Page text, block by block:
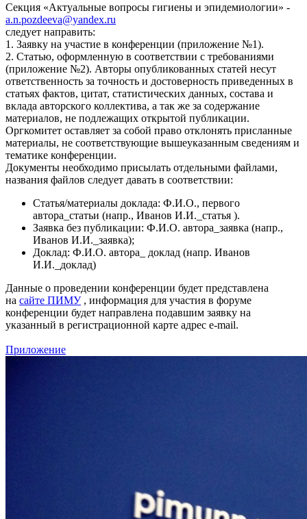
Секция «Актуальные вопросы гигиены и эпидемиологии» -
a.n.pozdeeva@yandex.ru
следует направить:
1. Заявку на участие в конференции (приложение №1).
2. Статью, оформленную в соответствии с требованиями
(приложение №2). Авторы опубликованных статей несут
ответственность за точность и достоверность приведенных в
статьях фактов, цитат, статистических данных, состава и
вклада авторского коллектива, а так же за содержание
материалов, не подлежащих открытой публикации.
Оргкомитет оставляет за собой право отклонять присланные
материалы, не соответствующие вышеуказанным сведениям и
тематике конференции.
Документы необходимо присылать отдельными файлами,
названия файлов следует давать в соответствии:
Статья/материалы доклада: Ф.И.О., первого
автора_статьи (напр., Иванов И.И._статья ).
Заявка без публикации: Ф.И.О. автора_заявка (напр.,
Иванов И.И._заявка);
Доклад: Ф.И.О. автора_ доклад (напр. Иванов
И.И._доклад)
Данные о проведении конференции будет представлена
на сайте ПИМУ, информация для участия в форуме
конференции будет направлена подавшим заявку на
указанный в регистрационной карте адрес e-mail.
Приложение